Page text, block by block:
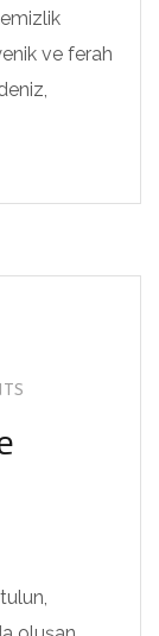
ve ferah